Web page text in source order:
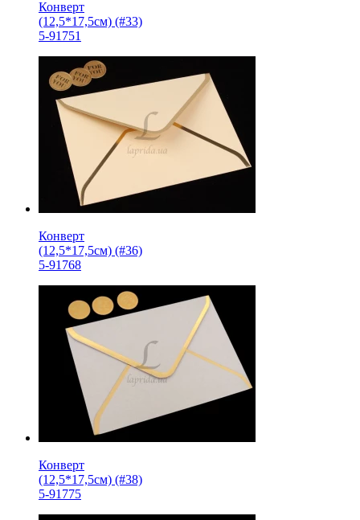
Конверт
(12,5*17,5см) (#33)
5-91751
Конверт
(12,5*17,5см) (#36)
5-91768
Конверт
(12,5*17,5см) (#38)
5-91775